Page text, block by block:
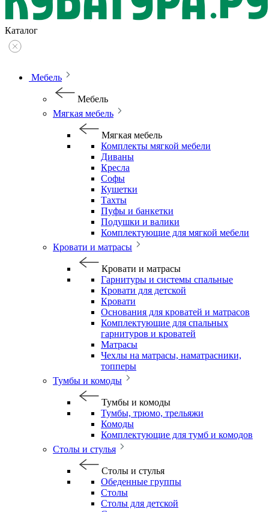
Каталог
Мебель
Мебель
Мягкая мебель
Мягкая мебель
Комплекты мягкой мебели
Диваны
Кресла
Софы
Кушетки
Тахты
Пуфы и банкетки
Подушки и валики
Комплектующие для мягкой мебели
Кровати и матрасы
Кровати и матрасы
Гарнитуры и системы спальные
Кровати для детской
Кровати
Основания для кроватей и матрасов
Комплектующие для спальных
гарнитуров и кроватей
Матрасы
Чехлы на матрасы, наматрасники,
топперы
Тумбы и комоды
Тумбы и комоды
Тумбы, трюмо, трельяжи
Комоды
Комплектующие для тумб и комодов
Столы и стулья
Столы и стулья
Обеденные группы
Столы
Столы для детской